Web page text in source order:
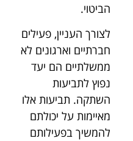
הביטוי.
לצורך העניין, פעילים
חברתיים וארגונים לא
ממשלתיים הם יעד
נפוץ לתביעות
השתקה. תביעות אלו
מאיימות על יכולתם
להמשיך בפעילותם